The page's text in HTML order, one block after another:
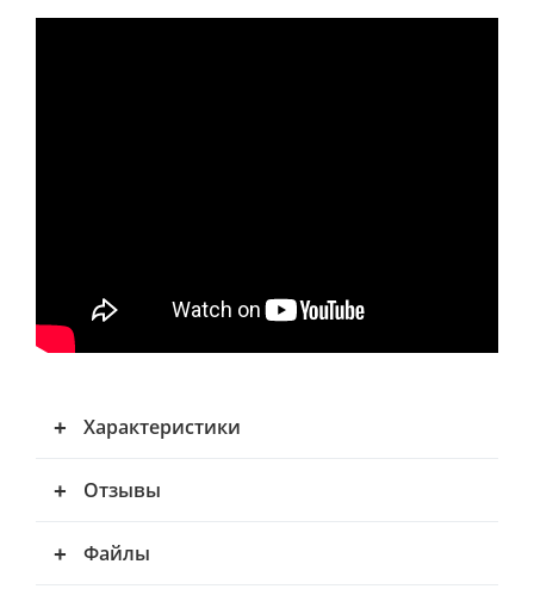
Характеристики
Отзывы
Файлы